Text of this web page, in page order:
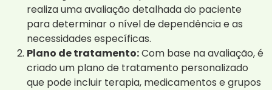
realiza uma avaliação detalhada do paciente
para determinar o nível de dependência e as
necessidades específicas.
Plano de tratamento:Com base na avaliação, é
criado um plano de tratamento personalizado
que pode incluir terapia, medicamentos e grupos